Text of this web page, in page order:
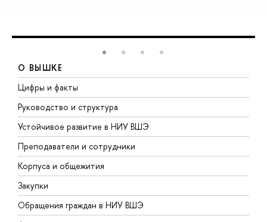
О ВЫШКЕ
Цифры и факты
Руководство и структура
Устойчивое развитие в НИУ ВШЭ
Преподаватели и сотрудники
Корпуса и общежития
Закупки
Обращения граждан в НИУ ВШЭ